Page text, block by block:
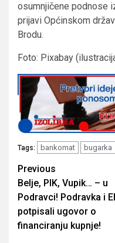
osumnjičene podnose
prijavi Općinskom
Brodu.
Foto: Pixabay
Tags: bankomat bugarka
Post
navigation
Previous
Belje, PIK, Vupik… – u
Podravci! Podravka i
potpisali ugovor o
financiranju kupnje!